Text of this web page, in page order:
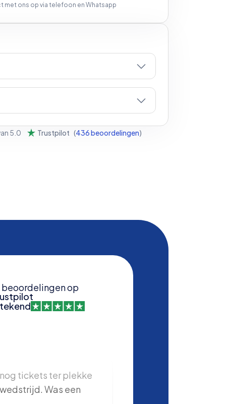
met ons op via telefoon en Whatsapp
5.0 Trustpilot (436beoordelingen)
beoordelingen op
tickets ter plekke
Was een